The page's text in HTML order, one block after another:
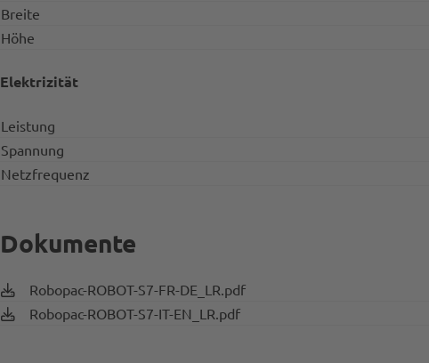
Breite
Höhe
Elektrizität
Leistung
Spannung
Netzfrequenz
Dokumente
Robopac-ROBOT-S7-FR-DE_LR.pdf
Robopac-ROBOT-S7-IT-EN_LR.pdf